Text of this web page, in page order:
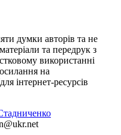
думки авторів та не
та передрук з
використанні
на
інтернет-ресурсів